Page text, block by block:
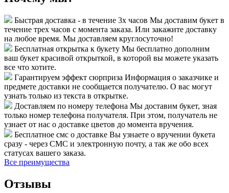
Быстрая доставка - в течение 3х часов Мы доставим букет в
течение трех часов с момента заказа. Или закажите доставку
на любое время. Мы доставляем круглосуточно!
Бесплатная открытка к букету Мы бесплатно дополним
ваш букет красивой открыткой, в которой вы можете указать
все что хотите.
Гарантируем эффект сюрприза Информация о заказчике и
предмете доставки не сообщается получателю. О вас могут
узнать только из текста в открытке.
Доставляем по номеру телефона Мы доставим букет, зная
только номер телефона получателя. При этом, получатель не
узнает от нас о доставке цветов до момента вручения.
Бесплатное смс о доставке Вы узнаете о вручении букета
сразу - через СМС и электронную почту, а так же обо всех
статусах вашего заказа.
Все преимущества
Отзывы